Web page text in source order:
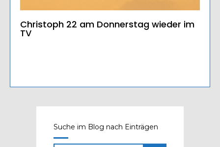
Christoph 22 am Donnerstag wieder im
TV
Suche im Blog nach Einträgen